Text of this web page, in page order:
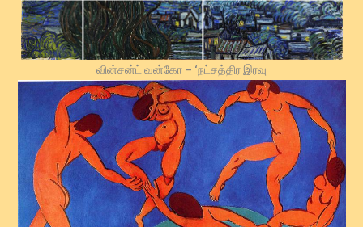
வின்சன்ட் வன்கோ – ‘நட்சத்திர இரவு